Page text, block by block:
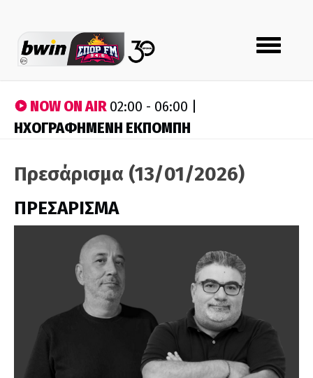
Toggle
navigation
NOW ON AIR02:00 - 06:00 |
ΗΧΟΓΡΑΦΗΜΕΝΗ ΕΚΠΟΜΠΗ
Πρεσάρισμα (13/01/2026)
ΠΡΕΣΑΡΙΣΜΑ